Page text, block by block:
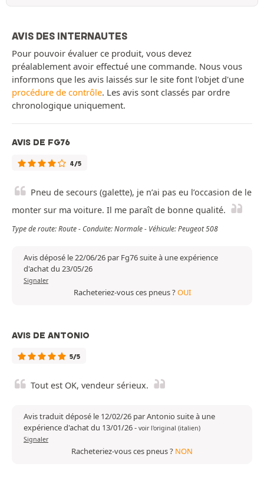
AVIS DES INTERNAUTES
Pour pouvoir évaluer ce produit, vous devez
préalablement avoir effectué une commande. Nous vous
informons que les avis laissés sur le site font l'objet d'une
procédure de contrôle. Les avis sont classés par ordre
chronologique uniquement.
AVIS DE FG76
4/5
Pneu de secours (galette), je n’ai pas eu l’occasion de le
monter sur ma voiture. Il me paraît de bonne qualité.
Type de route: Route - Conduite: Normale - Véhicule: Peugeot 508
Avis déposé le 22/06/26 par Fg76 suite à une expérience
d'achat du 23/05/26
Signaler
Racheteriez-vous ces pneus ?OUI
AVIS DE ANTONIO
5/5
Tout est OK, vendeur sérieux.
Avis traduit déposé le 12/02/26 par Antonio suite à une
expérience d'achat du 13/01/26- voir l'original (italien)
Signaler
Racheteriez-vous ces pneus ? NON